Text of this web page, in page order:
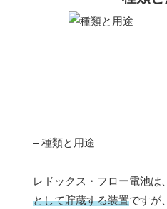
– 種類と用途
レドックス・フロー電池は、
として貯蔵する装置ですが